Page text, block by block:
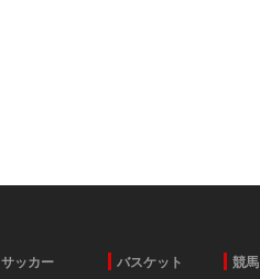
サッカー バスケット 競馬